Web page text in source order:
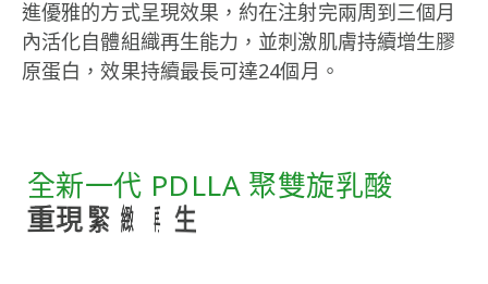
進優雅的方式呈現效果，約在注射完兩周到三個月
內活化自體組織再生能力，並刺激肌膚持續增生膠
原蛋白，效果持續最長可達24個月。
全新一代 PDLLA 聚雙旋乳酸
激活膠 原 再 生
重現緊 緻 飽 滿